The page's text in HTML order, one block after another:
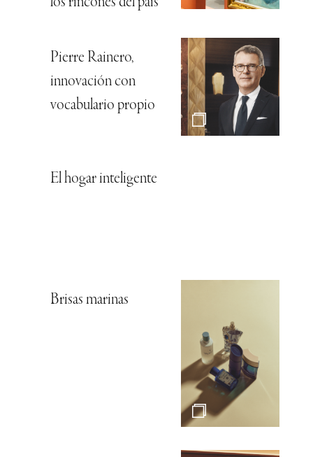
Pierre Rainero,
innovación con
vocabulario propio
El hogar inteligente
Brisas marinas